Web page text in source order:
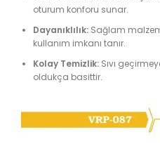
oturum konforu sunar.
Dayanıklılık: Sağlam
kullanım imkanı tanır.
Kolay Temizlik: Sıvı
oldukça basittir.